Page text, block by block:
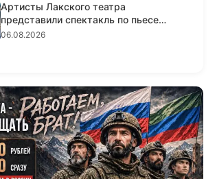
Артисты Лакского театра
представили спектакль по пьесе
Шексп...
06.08.2026